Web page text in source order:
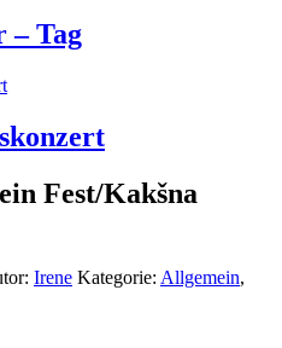
– Tag
Fest/Kakšna
Irene Kategorie: Allgemein,